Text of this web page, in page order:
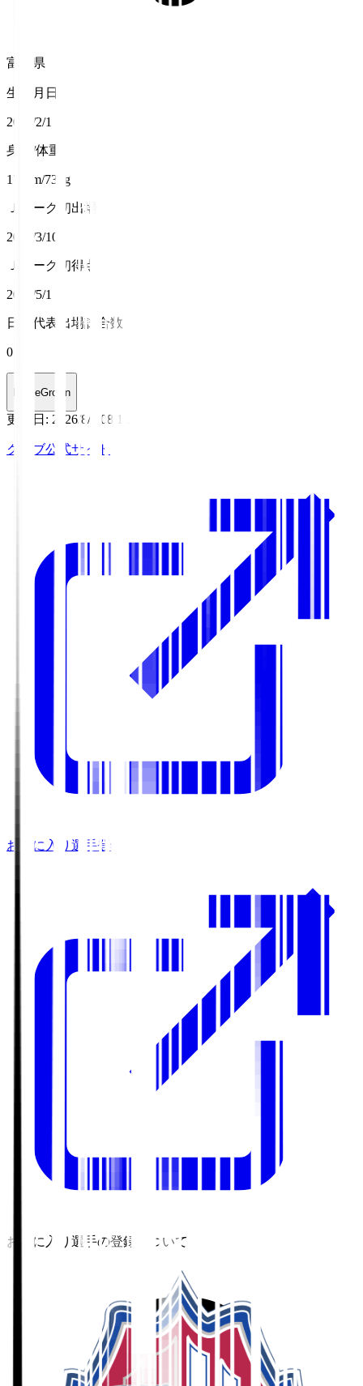
富山県
生年月日
2000/2/1
身長/体重
178cm/73kg
Ｊリーグ初出場
2019/3/10
Ｊリーグ初得点
2022/5/1
日本代表出場試合数
0
HomeGrown
更新日 : 2026/8/7 08:11
クラブ公式サイト
お気に入り選手登録
お気に入り選手の登録について